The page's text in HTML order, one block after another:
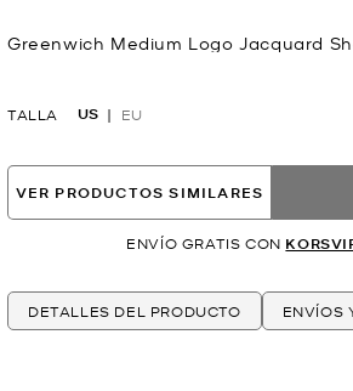
Greenwich Medium Logo Jacquard
TALLA US EU
VER PRODUCTOS SIMILARES
ENVÍO GRATIS CON
DETALLES DEL PRODUCTO ENVÍOS